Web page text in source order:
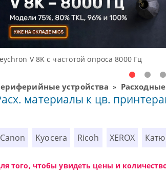
8000 Гц
устройства »
материалы к цв.
Canon Kyocera Ricoh XEROX
того, чтобы увидеть цены и